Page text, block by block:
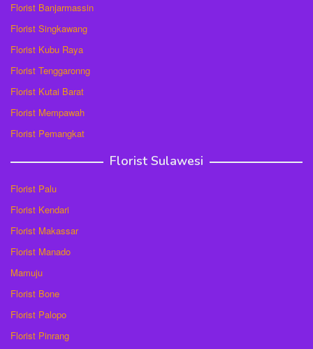
Florist Banjarmassin
Florist Singkawang
Florist Kubu Raya
Florist Tenggaronng
Florist Kutai Barat
Florist Mempawah
Florist Pemangkat
Florist Sulawesi
Florist Palu
Florist Kendari
Florist Makassar
Florist Manado
Mamuju
Florist Bone
Florist Palopo
Florist Pinrang